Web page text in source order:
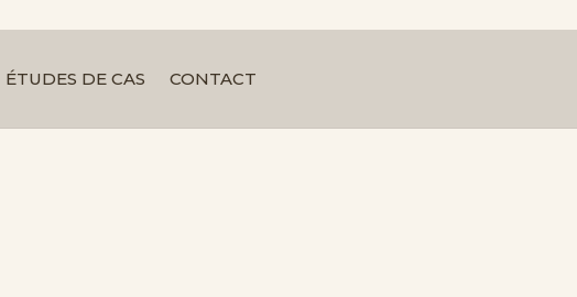
ÉTUDES DE CAS CONTACT